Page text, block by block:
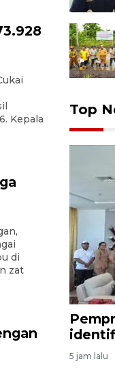
Kepala
di
zat
Top
5 jam lalu